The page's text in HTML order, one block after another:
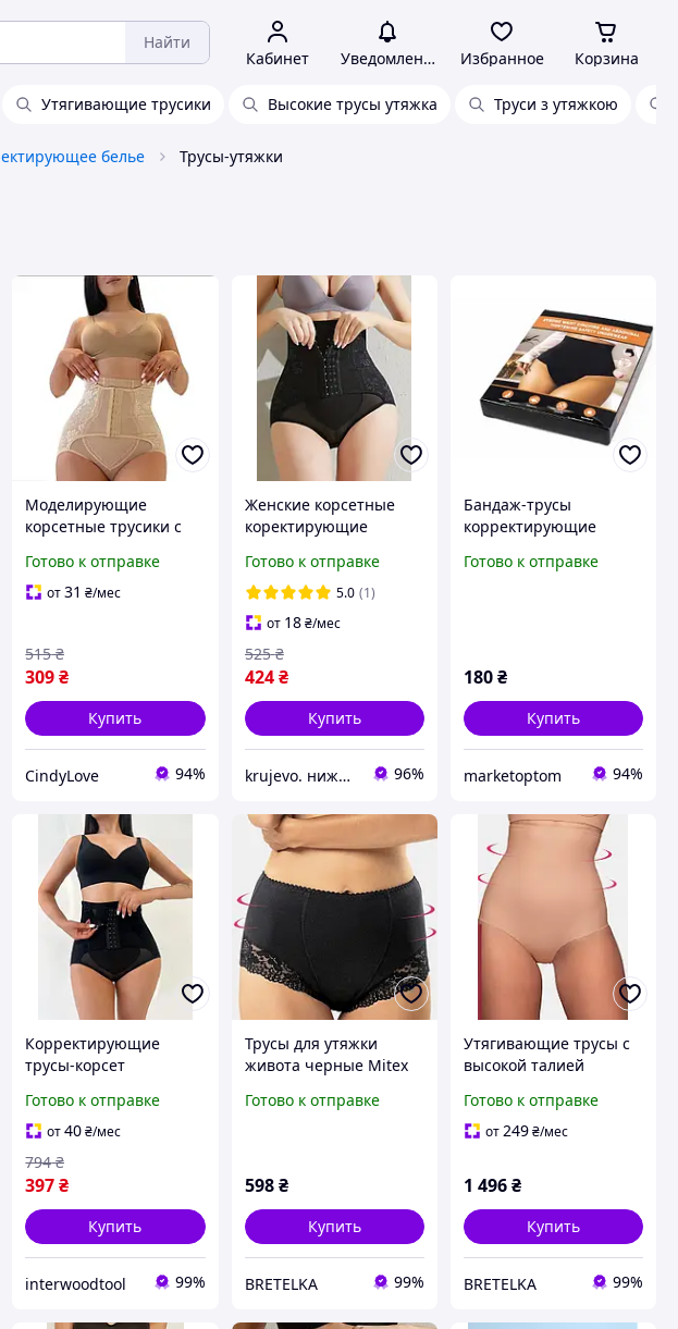
Найти
Кабинет Уведомления Избранное Корзина
Утягивающие трусики Высокие трусы утяжка Труси з утяжкою
белье Трусы-утяжки
Моделирующие
корсетные трусики с
высокие
корректирующие
ряда Бежевый S
Готово к отправке
от31 ₴/мес
309₴
515 ₴
Купить
CindyLove 94%
Женские корсетные
коректирующие
моделирующие трусы
для женщин на
крючках
Готово к отправке
5.0 (1)
от 18 ₴/мес
424 ₴
525 ₴
Купить
krujevo. нижнее белье 96%
Бандаж-трусы
корректирующие
до XL, Белоснежное для
Готово к отправке
180₴
Купить
marketoptom 94%
Корректирующие
трусы-корсет
максимальная утяжка
черный цвет высокая
талия M
Готово к отправке
от40₴/мес
397₴
794 ₴
Купить
interwoodtool 99%
Трусы для утяжки
живота черные Mitex
Готово к отправке
598 ₴
Купить
BRETELKA 99%
Утягивающие трусы с
высокой талией
Julimex 241 M
Готово к отправке
от249₴/мес
1 496₴
Купить
BRETELKA 99%